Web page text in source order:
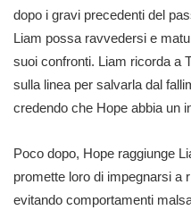
dopo i gravi precedenti del
Liam possa ravvedersi e
suoi confronti. Liam ricorda a
sulla linea per salvarla dal
credendo che Hope abbia un
Poco dopo, Hope raggiunge
promette loro di impegnarsi a
evitando comportamenti